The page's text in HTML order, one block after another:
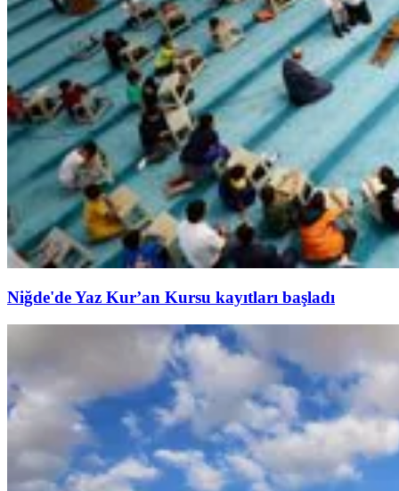
Niğde'de Yaz Kur’an Kursu kayıtları başladı